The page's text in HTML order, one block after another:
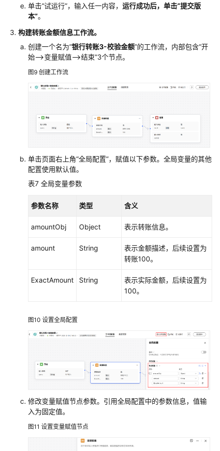
单击“试运行”，输入任一内容， 运行成功后，单击“提交版
本”。
构建转账金额信息工作流。
创建一个名为“银行转账3-校验金额”的工作流，内部包含“开
始-->变量赋值-->结束”3个节点。
图9 创建工作流
单击页面右上角“全局配置”，赋值以下参数。全局变量的其他
配置使用默认值。
表7 全局变量参数
参数名称 类型 含义
amountObj Object 表示转账信息。
amount String
表示金额描述，后续设置为
转账100。
ExactAmount String
表示实际金额，后续设置为
100。
图10 设置全局配置
修改变量赋值节点参数。引用全局配置中的参数信息，值输
入为固定值。
图11 设置变量赋值节点